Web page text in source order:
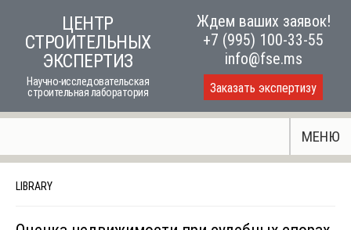
content
ЦЕНТР
СТРОИТЕЛЬНЫХ
ЭКСПЕРТИЗ
Научно-исследовательская
строительная лаборатория
Ждем ваших заявок!
+7 (995) 100-33-55
info@fse.ms
Заказать экспертизу
МЕНЮ
LIBRARY